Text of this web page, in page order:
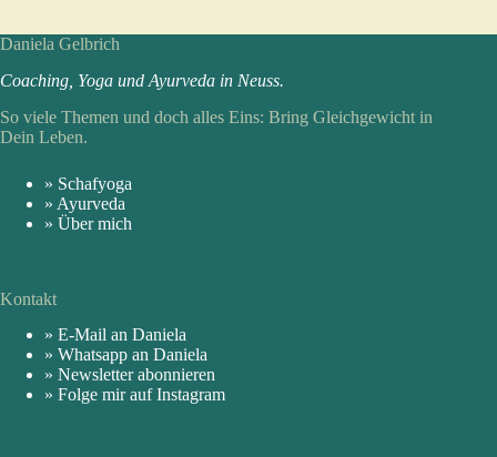
Daniela Gelbrich
Coaching, Yoga und Ayur­veda in Neuss.
So viele Themen und doch alles Eins: Bring Gleich­gewicht in
Dein Leben.
» Schafyoga
» Ayurveda
» Über mich
Kontakt
» E-Mail an Daniela
» Whatsapp an Daniela
» Newsletter abonnieren
» Folge mir auf Instagram